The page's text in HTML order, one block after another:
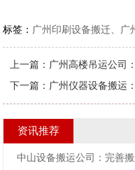
标签： 广州印刷设备搬迁、广
上一篇： 广州高楼吊运公司
下一篇： 广州仪器设备搬运
资讯推荐
中山设备搬运公司：完善